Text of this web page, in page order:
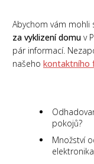
Abychom vám mohli
za vyklizení domu v
pár informací.
našeho kontaktního
pokojů?
Množství